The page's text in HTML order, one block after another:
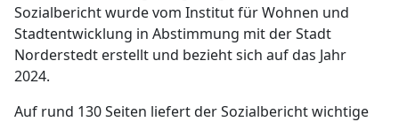
Sozialbericht wurde vom Institut für Wohnen und
Stadtentwicklung in Abstimmung mit der Stadt
Norderstedt erstellt und bezieht sich auf das Jahr
2024.
Auf rund 130 Seiten liefert der Sozialbericht wichtige